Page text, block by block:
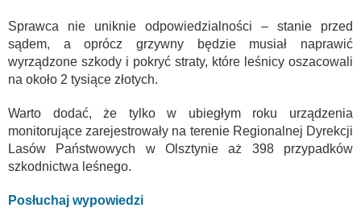
Sprawca nie uniknie odpowiedzialności – stanie przed
sądem, a oprócz grzywny będzie musiał naprawić
wyrządzone szkody i pokryć straty, które leśnicy oszacowali
na około 2 tysiące złotych.
Warto dodać, że tylko w ubiegłym roku urządzenia
monitorujące zarejestrowały na terenie Regionalnej Dyrekcji
Lasów Państwowych w Olsztynie aż 398 przypadków
szkodnictwa leśnego.
Posłuchaj wypowiedzi